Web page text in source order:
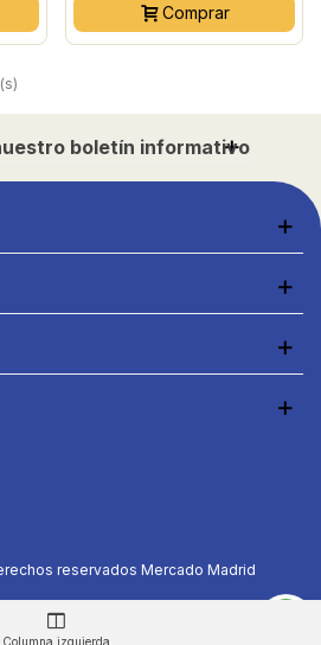
Comprar
boletín informativo
reservados Mercado Madrid
Columna izquierda